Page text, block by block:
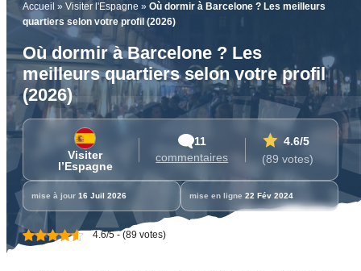
Accueil » Visiter l'Espagne » Où dormir à Barcelone ? Les meilleurs
quartiers selon votre profil (2026)
Où dormir à Barcelone ? Les
meilleurs quartiers selon votre profil
(2026)
Visiter
l’Espagne
11
commentaires
4.6/5
(89 votes)
mise à jour 16 Juil 2026 mise en ligne 22 Fév 2024
4.6/5 - (89 votes)